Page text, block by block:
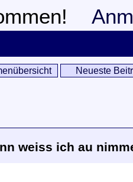
Neueste
weiss ich au